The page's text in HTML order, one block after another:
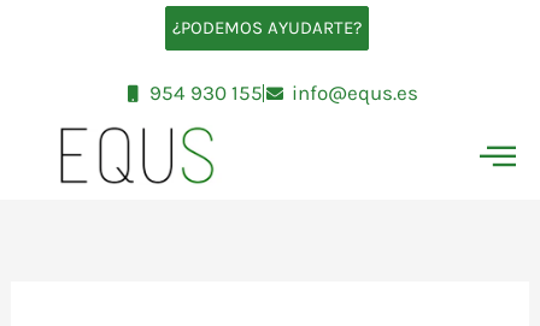
¿PODEMOS AYUDARTE?
954 930 155 info@equs.es